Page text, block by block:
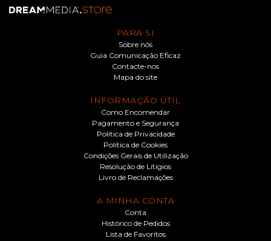
PARA SI
Sobre nós
Guia Comunicação Eficaz
Contacte-nos
Mapa do site
INFORMAÇÃO ÚTIL
Como Encomendar
Pagamento e Segurança
Política de Privacidade
Política de Cookies
Condições Gerais de Utilização
Resolução de Litígios
Livro de Reclamações
A MINHA CONTA
Conta
Histórico de Pedidos
Lista de Favoritos